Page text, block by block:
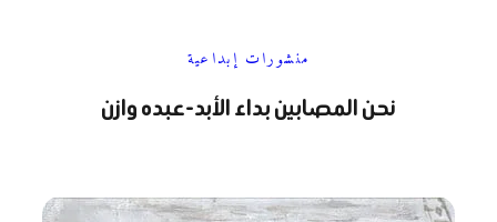
منشورات إبداعية
نحن المصابين بداء الأبد-عبده وازن